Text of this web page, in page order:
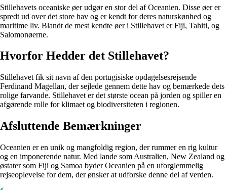
Stillehavets oceaniske øer udgør en stor del af Oceanien. Disse øer er
spredt ud over det store hav og er kendt for deres naturskønhed og
maritime liv. Blandt de mest kendte øer i Stillehavet er Fiji, Tahiti, og
Salomonøerne.
Hvorfor Hedder det Stillehavet?
Stillehavet fik sit navn af den portugisiske opdagelsesrejsende
Ferdinand Magellan, der sejlede gennem dette hav og bemærkede dets
rolige farvande. Stillehavet er det største ocean på jorden og spiller en
afgørende rolle for klimaet og biodiversiteten i regionen.
Afsluttende Bemærkninger
Oceanien er en unik og mangfoldig region, der rummer en rig kultur
og en imponerende natur. Med lande som Australien, New Zealand og
østater som Fiji og Samoa byder Oceanien på en uforglemmelig
rejseoplevelse for dem, der ønsker at udforske denne del af verden.